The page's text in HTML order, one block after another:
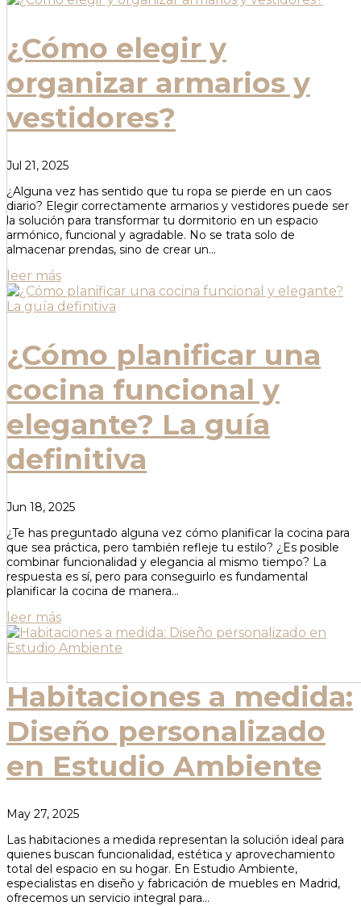
¿Cómo elegir y
organizar armarios y
vestidores?
Jul 21, 2025
¿Alguna vez has sentido que tu ropa se pierde en un caos
diario? Elegir correctamente armarios y vestidores puede ser
la solución para transformar tu dormitorio en un espacio
armónico, funcional y agradable. No se trata solo de
almacenar prendas, sino de crear un...
leer más
¿Cómo planificar una
cocina funcional y
elegante? La guía
definitiva
Jun 18, 2025
¿Te has preguntado alguna vez cómo planificar la cocina para
que sea práctica, pero también refleje tu estilo? ¿Es posible
combinar funcionalidad y elegancia al mismo tiempo? La
respuesta es sí, pero para conseguirlo es fundamental
planificar la cocina de manera...
leer más
Habitaciones a medida:
Diseño personalizado
en Estudio Ambiente
May 27, 2025
Las habitaciones a medida representan la solución ideal para
quienes buscan funcionalidad, estética y aprovechamiento
total del espacio en su hogar. En Estudio Ambiente,
especialistas en diseño y fabricación de muebles en Madrid,
ofrecemos un servicio integral para...